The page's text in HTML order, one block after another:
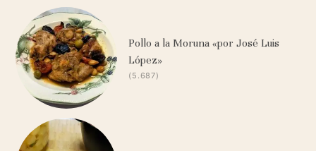
Pollo a la Moruna «por José Luis
López»
(5.687)